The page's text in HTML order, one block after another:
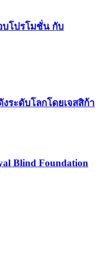
บโปรโมชั่น กับ
ะดับโลกโดยเจสสิก้า
Blind Foundation